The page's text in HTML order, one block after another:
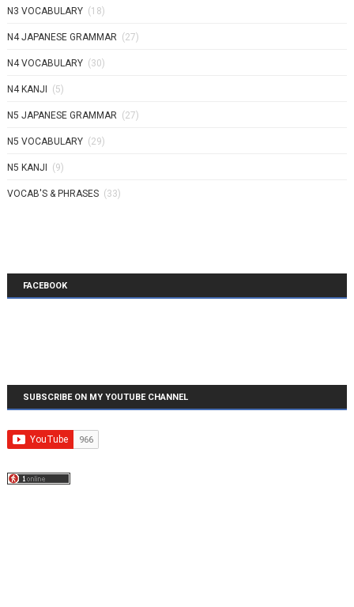
N3 VOCABULARY (18)
N4 JAPANESE GRAMMAR (27)
N4 VOCABULARY (30)
N4 KANJI (5)
N5 JAPANESE GRAMMAR (27)
N5 VOCABULARY (29)
N5 KANJI (9)
VOCAB'S & PHRASES (33)
FACEBOOK
SUBSCRIBE ON MY YOUTUBE CHANNEL